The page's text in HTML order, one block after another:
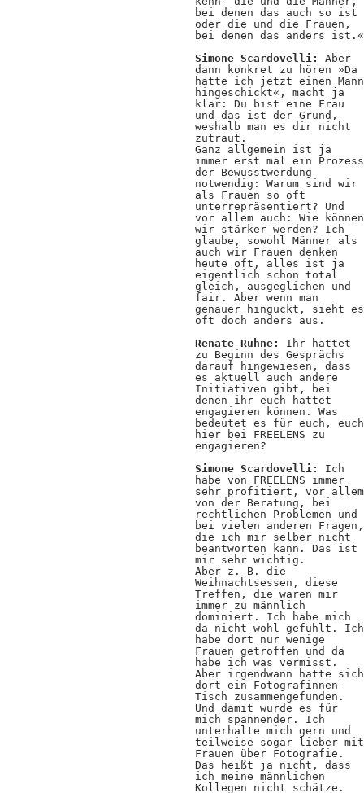
bei denen das auch so ist
oder die und die Frauen,
bei denen das anders ist.«
Simone Scardovelli:
Aber
dann konkret zu hören »Da
hätte ich jetzt einen Mann
hingeschickt«, macht ja
klar: Du bist eine Frau
und das ist der Grund,
weshalb man es dir nicht
zutraut.
Ganz allgemein ist ja
immer erst mal ein Prozess
der Bewusstwerdung
notwendig: Warum sind wir
als Frauen so oft
unterrepräsentiert? Und
vor allem auch: Wie können
wir stärker werden? Ich
glaube, sowohl Männer als
auch wir Frauen denken
heute oft, alles ist ja
eigentlich schon total
gleich, ausgeglichen und
fair. Aber wenn man
genauer hinguckt, sieht es
oft doch anders aus.
Renate Ruhne:
Ihr hattet
zu Beginn des Gesprächs
darauf hingewiesen, dass
es aktuell auch andere
Initiativen gibt, bei
denen ihr euch hättet
engagieren können. Was
bedeutet es für euch, euch
hier bei FREELENS zu
engagieren?
Simone Scardovelli:
Ich
habe von FREELENS immer
sehr profitiert, vor allem
von der Beratung, bei
rechtlichen Problemen und
bei vielen anderen Fragen,
die ich mir selber nicht
beantworten kann. Das ist
mir sehr wichtig.
Aber z. B. die
Weihnachtsessen, diese
Treffen, die waren mir
immer zu männlich
dominiert. Ich habe mich
da nicht wohl gefühlt. Ich
habe dort nur wenige
Frauen getroffen und da
habe ich was vermisst.
Aber irgendwann hatte sich
dort ein Fotografinnen-
Tisch zusammengefunden.
Und damit wurde es für
mich spannender. Ich
unterhalte mich gern und
teilweise sogar lieber mit
Frauen über Fotografie.
Das heißt ja nicht, dass
ich meine männlichen
Kollegen nicht schätze.